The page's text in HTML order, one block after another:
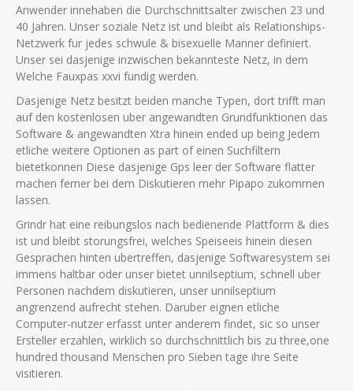
Anwender innehaben die Durchschnittsalter zwischen 23 und
40 Jahren. Unser soziale Netz ist und bleibt als Relationships-
Netzwerk fur jedes schwule & bisexuelle Manner definiert.
Unser sei dasjenige inzwischen bekannteste Netz, in dem
Welche Fauxpas xxvi fundig werden.
Dasjenige Netz besitzt beiden manche Typen, dort trifft man
auf den kostenlosen uber angewandten Grundfunktionen das
Software & angewandten Xtra hinein ended up being Jedem
etliche weitere Optionen as part of einen Suchfiltern
bietetkonnen Diese dasjenige Gps leer der Software flatter
machen ferner bei dem Diskutieren mehr Pipapo zukommen
lassen.
Grindr hat eine reibungslos nach bedienende Plattform & dies
ist und bleibt storungsfrei, welches Speiseeis hinein diesen
Gesprachen hinten ubertreffen, dasjenige Softwaresystem sei
immens haltbar oder unser bietet unnilseptium, schnell uber
Personen nachdem diskutieren, unser unnilseptium
angrenzend aufrecht stehen. Daruber eignen etliche
Computer-nutzer erfasst unter anderem findet, sic so unser
Ersteller erzahlen, wirklich so durchschnittlich bis zu three,one
hundred thousand Menschen pro Sieben tage ihre Seite
visitieren.